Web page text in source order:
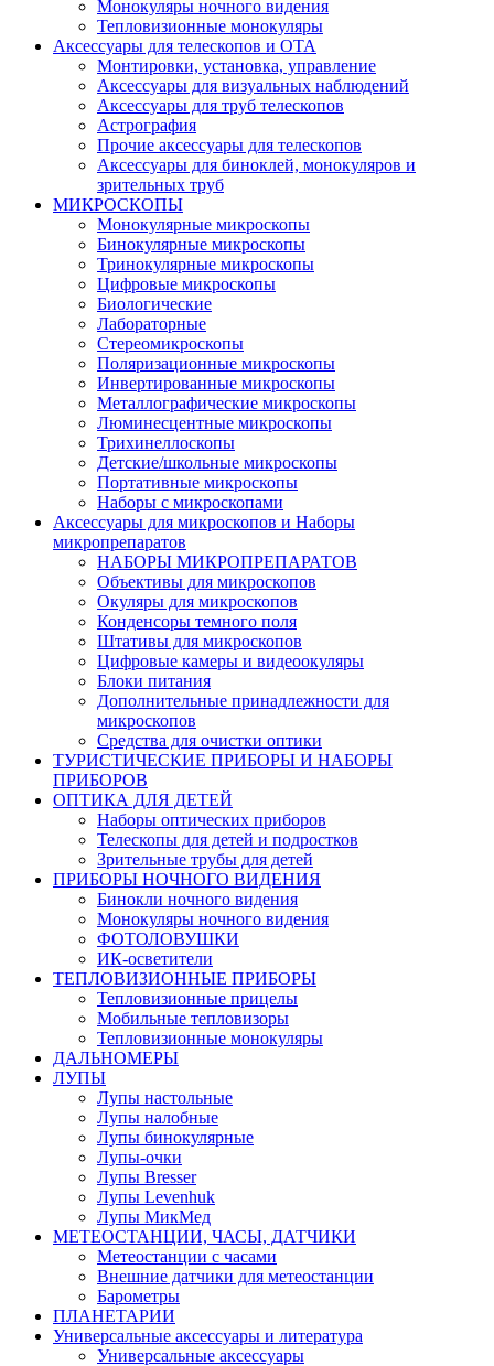
Монокуляры ночного видения
Тепловизионные монокуляры
Аксессуары для телескопов и ОТА
Монтировки, установка, управление
Аксессуары для визуальных наблюдений
Аксессуары для труб телескопов
Астрография
Прочие аксессуары для телескопов
Аксессуары для биноклей, монокуляров и
зрительных труб
МИКРОСКОПЫ
Монокулярные микроскопы
Бинокулярные микроскопы
Тринокулярные микроскопы
Цифровые микроскопы
Биологические
Лабораторные
Стереомикроскопы
Поляризационные микроскопы
Инвертированные микроскопы
Металлографические микроскопы
Люминесцентные микроскопы
Трихинеллоскопы
Детские/школьные микроскопы
Портативные микроскопы
Наборы с микроскопами
Аксессуары для микроскопов и Наборы
микропрепаратов
НАБОРЫ МИКРОПРЕПАРАТОВ
Объективы для микроскопов
Окуляры для микроскопов
Конденсоры темного поля
Штативы для микроскопов
Цифровые камеры и видеоокуляры
Блоки питания
Дополнительные принадлежности для
микроскопов
Средства для очистки оптики
ТУРИСТИЧЕСКИЕ ПРИБОРЫ И НАБОРЫ
ПРИБОРОВ
ОПТИКА ДЛЯ ДЕТЕЙ
Наборы оптических приборов
Телескопы для детей и подростков
Зрительные трубы для детей
ПРИБОРЫ НОЧНОГО ВИДЕНИЯ
Бинокли ночного видения
Монокуляры ночного видения
ФОТОЛОВУШКИ
ИК-осветители
ТЕПЛОВИЗИОННЫЕ ПРИБОРЫ
Тепловизионные прицелы
Мобильные тепловизоры
Тепловизионные монокуляры
ДАЛЬНОМЕРЫ
ЛУПЫ
Лупы настольные
Лупы налобные
Лупы бинокулярные
Лупы-очки
Лупы Bresser
Лупы Levenhuk
Лупы МикМед
МЕТЕОСТАНЦИИ, ЧАСЫ, ДАТЧИКИ
Метеостанции с часами
Внешние датчики для метеостанции
Барометры
ПЛАНЕТАРИИ
Универсальные аксессуары и литература
Универсальные аксессуары